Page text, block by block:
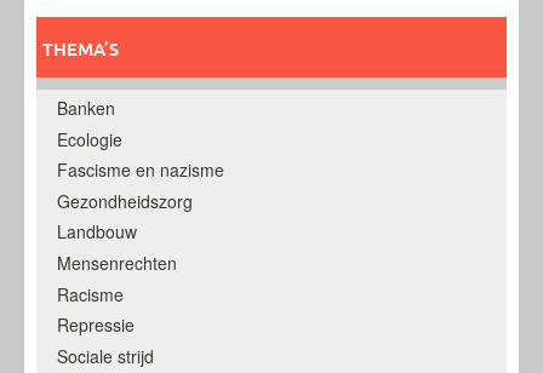
THEMA’S
Banken
Ecologie
Fascisme en nazisme
Gezondheidszorg
Landbouw
Mensenrechten
Racisme
Repressie
Sociale strijd